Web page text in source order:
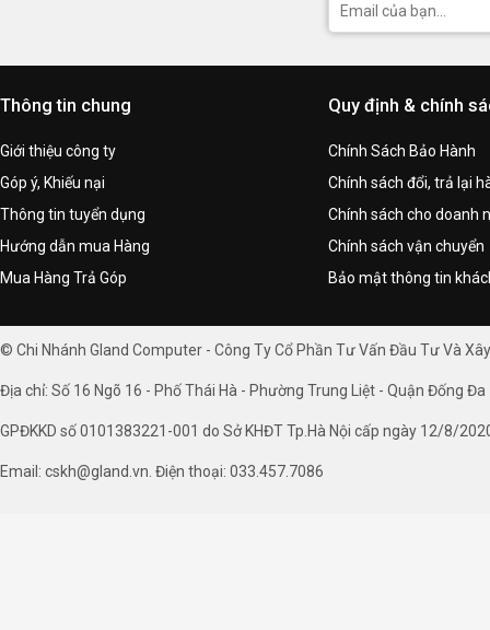
Thông tin chung
Giới thiệu công ty
Góp ý, Khiếu nại
Thông tin tuyển dụng
Hướng dẫn mua Hàng
Mua Hàng Trả Góp
Quy định & chính
Chính Sách Bảo Hành
Chính sách đổi, trả lại
Chính sách cho doanh
Chính sách vận chuyển
Bảo mật thông tin
© Chi Nhánh Gland Computer - Công Ty Cổ Phần Tư Vấn Đầu Tư Và
Địa chỉ: Số 16 Ngõ 16 - Phố Thái Hà - Phường Trung Liệt - Quận Đống Đa
GPĐKKD số 0101383221-001 do Sở KHĐT Tp.Hà Nội cấp ngày 12/8/
Email: cskh@gland.vn. Điện thoại: 033.457.7086